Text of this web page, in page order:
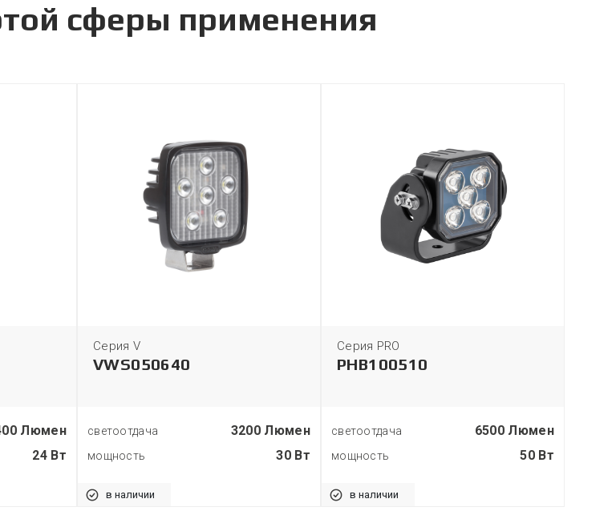
сферы применения
Люмен
24 Вт
Серия V
VWS050640
светоотдача 3200 Люмен
мощность 30 Вт
в наличии
Серия PRO
PHB100510
светоотдача 6500 Люмен
мощность 50 Вт
в наличии